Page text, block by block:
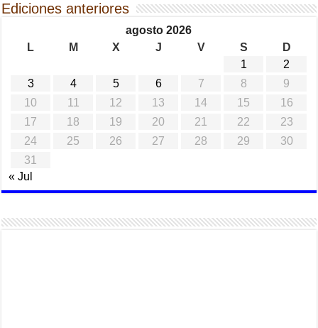
Ediciones anteriores
agosto 2026
L
M X J V S
D
1
2
3
4 5 6 7 8
9
10
11 12 13 14 15
16
17
18 19 20 21 22
23
24
25 26 27 28 29
30
31
« Jul